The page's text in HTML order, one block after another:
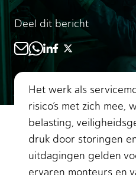
Deel dit bericht
Het werk als
risico’s met zich mee,
belasting,
druk door storingen
uitdagingen gelden
ervaren monteurs en